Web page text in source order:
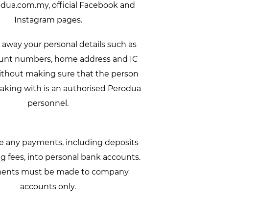
official Facebook and
Instagram pages.
away your personal details such as
numbers, home address and IC
making sure that the person
with is an authorised Perodua
personnel.
any payments, including deposits
fees, into personal bank accounts.
must be made to company
accounts only.